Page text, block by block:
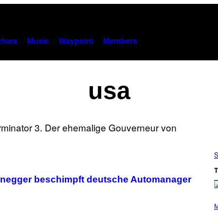
Music Waypoint Members
usa
beschimpft deutsche Automanager
H